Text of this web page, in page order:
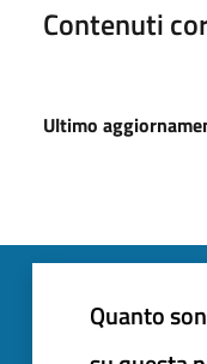
Contenuti
Ultimo
Quanto